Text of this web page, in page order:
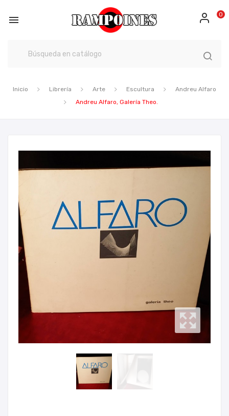
 0
Inicio Librería Arte Escultura
Andreu Alfaro
Andreu Alfaro, Galería Theo.